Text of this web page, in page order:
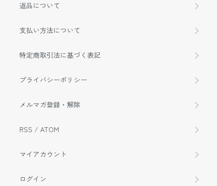
返品について
支払い方法について
特定商取引法に基づく表記
プライバシーポリシー
メルマガ登録・解除
RSS / ATOM
マイアカウント
ログイン